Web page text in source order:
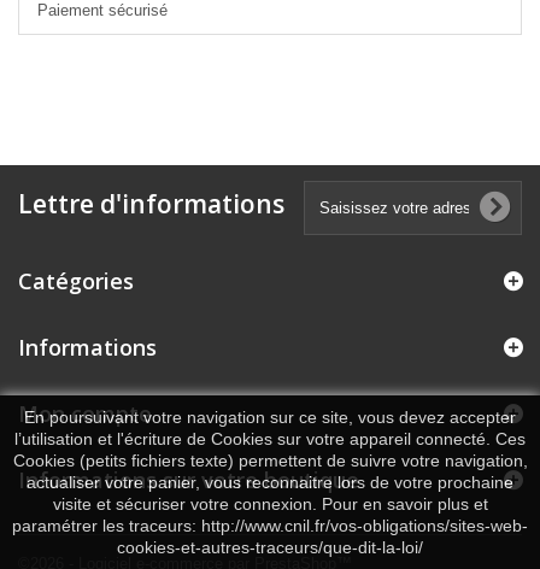
Paiement sécurisé
Lettre d'informations
Catégories
Informations
Mon compte
Informations sur votre boutique
En poursuivant votre navigation sur ce site, vous devez accepter
l’utilisation et l'écriture de Cookies sur votre appareil connecté. Ces
Cookies (petits fichiers texte) permettent de suivre votre navigation,
actualiser votre panier, vous reconnaitre lors de votre prochaine
visite et sécuriser votre connexion. Pour en savoir plus et
paramétrer les traceurs: http://www.cnil.fr/vos-obligations/sites-web-
cookies-et-autres-traceurs/que-dit-la-loi/